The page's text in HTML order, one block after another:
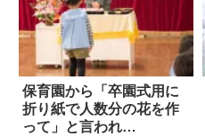
保育園から「卒園式用に
折り紙で人数分の花を作
って」と言われ…